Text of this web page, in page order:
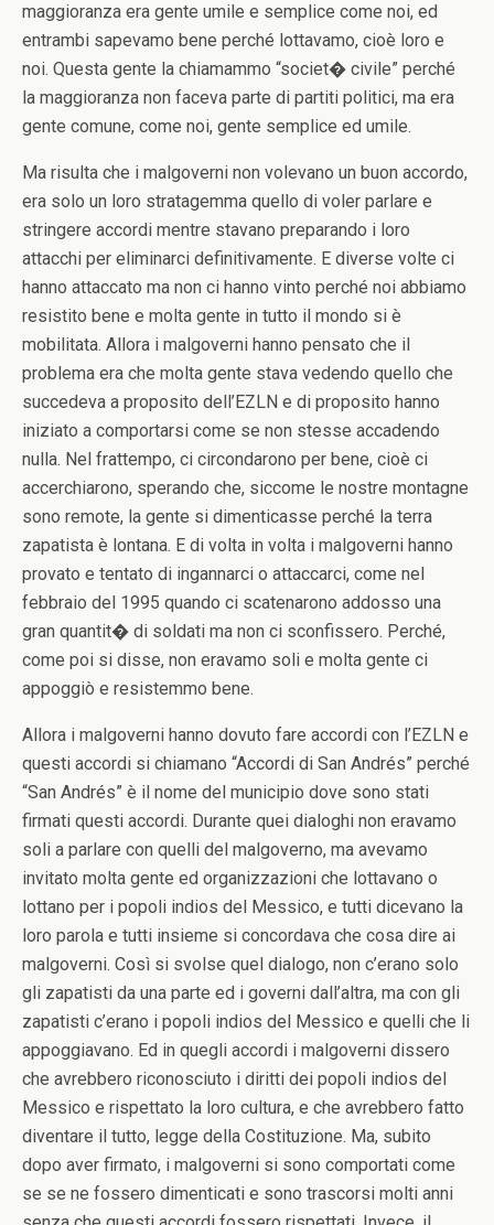
maggioranza era gente umile e semplice come noi, ed
entrambi sapevamo bene perché lottavamo, cioè loro e
noi. Questa gente la chiamammo “societ� civile” perché
la maggioranza non faceva parte di partiti politici, ma era
gente comune, come noi, gente semplice ed umile.
Ma risulta che i malgoverni non volevano un buon accordo,
era solo un loro stratagemma quello di voler parlare e
stringere accordi mentre stavano preparando i loro
attacchi per eliminarci definitivamente. E diverse volte ci
hanno attaccato ma non ci hanno vinto perché noi abbiamo
resistito bene e molta gente in tutto il mondo si è
mobilitata. Allora i malgoverni hanno pensato che il
problema era che molta gente stava vedendo quello che
succedeva a proposito dell’EZLN e di proposito hanno
iniziato a comportarsi come se non stesse accadendo
nulla. Nel frattempo, ci circondarono per bene, cioè ci
accerchiarono, sperando che, siccome le nostre montagne
sono remote, la gente si dimenticasse perché la terra
zapatista è lontana. E di volta in volta i malgoverni hanno
provato e tentato di ingannarci o attaccarci, come nel
febbraio del 1995 quando ci scatenarono addosso una
gran quantit� di soldati ma non ci sconfissero. Perché,
come poi si disse, non eravamo soli e molta gente ci
appoggiò e resistemmo bene.
Allora i malgoverni hanno dovuto fare accordi con l’EZLN e
questi accordi si chiamano “Accordi di San Andrés” perché
“San Andrés” è il nome del municipio dove sono stati
firmati questi accordi. Durante quei dialoghi non eravamo
soli a parlare con quelli del malgoverno, ma avevamo
invitato molta gente ed organizzazioni che lottavano o
lottano per i popoli indios del Messico, e tutti dicevano la
loro parola e tutti insieme si concordava che cosa dire ai
malgoverni. Così si svolse quel dialogo, non c’erano solo
gli zapatisti da una parte ed i governi dall’altra, ma con gli
zapatisti c’erano i popoli indios del Messico e quelli che li
appoggiavano. Ed in quegli accordi i malgoverni dissero
che avrebbero riconosciuto i diritti dei popoli indios del
Messico e rispettato la loro cultura, e che avrebbero fatto
diventare il tutto, legge della Costituzione. Ma, subito
dopo aver firmato, i malgoverni si sono comportati come
se se ne fossero dimenticati e sono trascorsi molti anni